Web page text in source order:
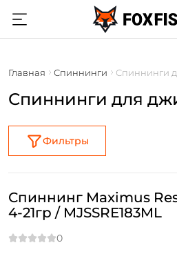
Главная Спиннинги Спиннинги
Спиннинги для
Фильтры
Спиннинг Maximus
4-21гр / MJSSRE183ML